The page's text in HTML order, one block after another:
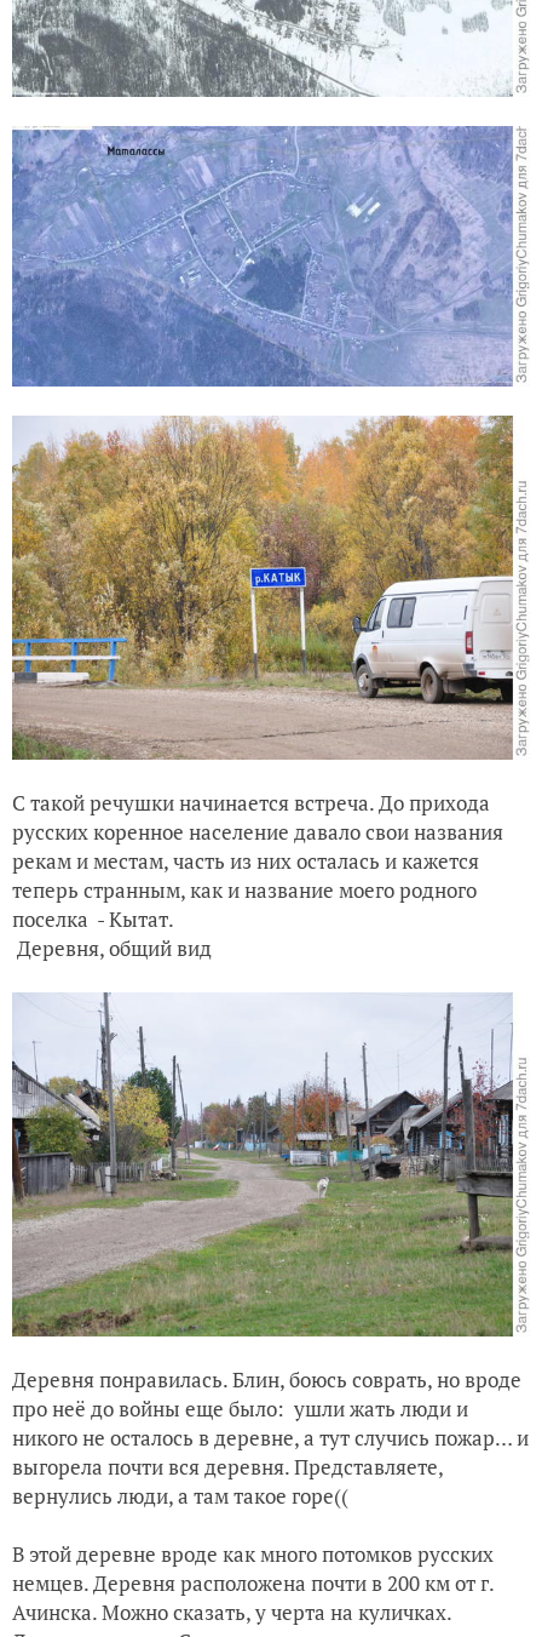
С такой речушки начинается встреча. До прихода
русских коренное население давало свои названия
рекам и местам, часть из них осталась и кажется
теперь странным, как и название моего родного
поселка - Кытат.
Деревня, общий вид
Деревня понравилась. Блин, боюсь соврать, но вроде
про неё до войны еще было: ушли жать люди и
никого не осталось в деревне, а тут случись пожар… и
выгорела почти вся деревня. Представляете,
вернулись люди, а там такое горе((
В этой деревне вроде как много потомков русских
немцев. Деревня расположена почти в 200 км от г.
Ачинска. Можно сказать, у черта на куличках.